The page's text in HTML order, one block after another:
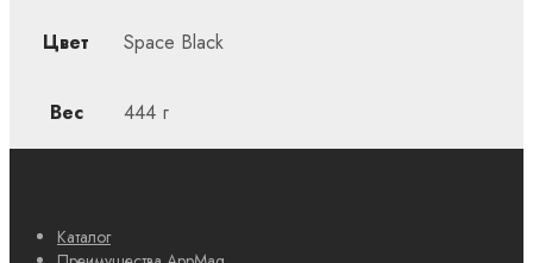
Цвет Space Black
Вес 444 г
Каталог